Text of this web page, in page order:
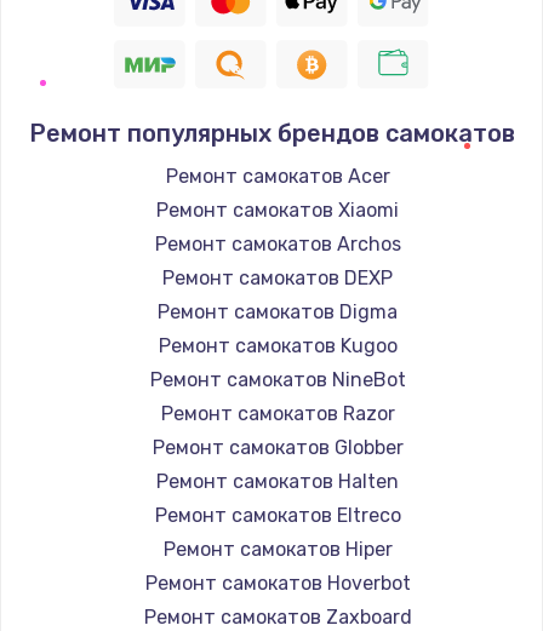
Ремонт популярных брендов самокатов
Ремонт самокатов Acer
Ремонт самокатов Xiaomi
Ремонт самокатов Archos
Ремонт самокатов DEXP
Ремонт самокатов Digma
Ремонт самокатов Kugoo
Ремонт самокатов NineBot
Ремонт самокатов Razor
Ремонт самокатов Globber
Ремонт самокатов Halten
Ремонт самокатов Eltreco
Ремонт самокатов Hiper
Ремонт самокатов Hoverbot
Ремонт самокатов Zaxboard